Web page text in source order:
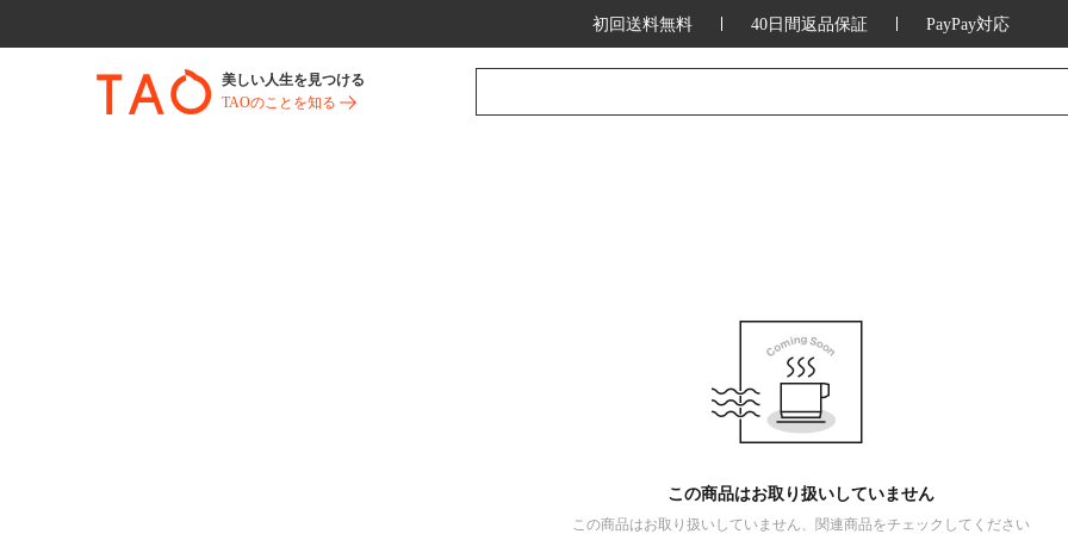
初回送料無料 40日間返品保証 PayPay対応
美しい人生を見つける
TAOのことを知る
この商品はお取り扱いしていません
この商品はお取り扱いしていません、関連商品をチェックしてください